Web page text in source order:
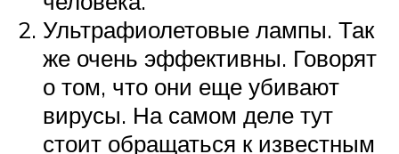
Ультрафиолетовые лампы. Так
же очень эффективны. Говорят
о том, что они еще убивают
вирусы. На самом деле тут
стоит обращаться к известным